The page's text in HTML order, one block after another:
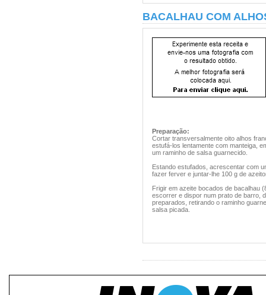
BACALHAU COM
Preparação:
Cortar transversalmente oito alhos
estufá-los lentamente com manteiga,
um raminho de salsa guarnecido.
Estando estufados, acrescentar com
fazer ferver e juntar-lhe 100 g de
Frigir em azeite bocados de bacalhau
escorrer e dispor num prato de barro,
preparados, retirando o raminho
salsa picada.